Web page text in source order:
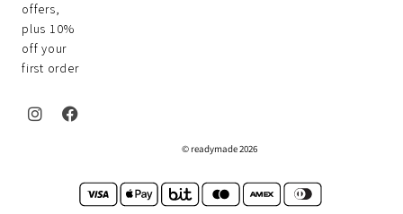
offers,
plus 10%
off your
first order
2026 readymade ©